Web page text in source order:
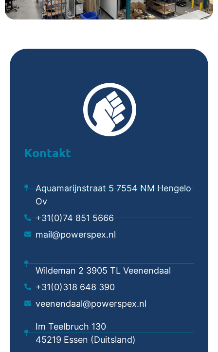
Kontakt
Aquamarijnstraat 5 7554 NM Hengelo
Ov
+31(0)74 851 5666
mail@powerspex.nl
Wildeman 2 3905 TL Veenendaal
+31(0)318 648 390
veenendaal@powerspex.nl
Im Teelbruch 130
45219 Essen (Duitsland)